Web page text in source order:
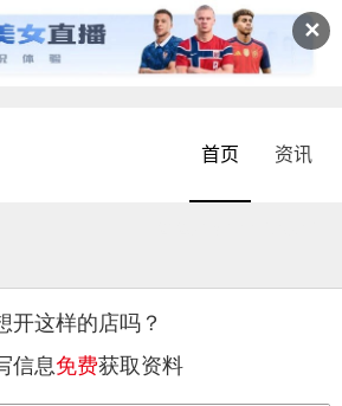
✕
首页 资讯
开这样的店吗？
信息免费获取资料